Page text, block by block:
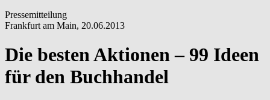
Pressemitteilung
Frankfurt am Main, 20.06.2013
Die besten Aktionen – 99 Ideen
für den Buchhandel